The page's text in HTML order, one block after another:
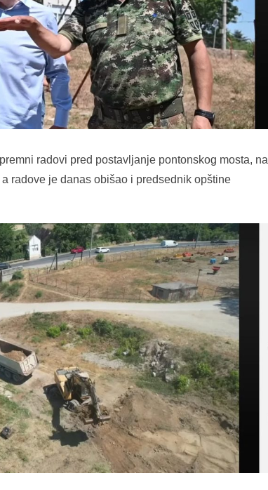
radovi pred postavljanje pontonskog mosta, na
radove je danas obišao i predsednik opštine